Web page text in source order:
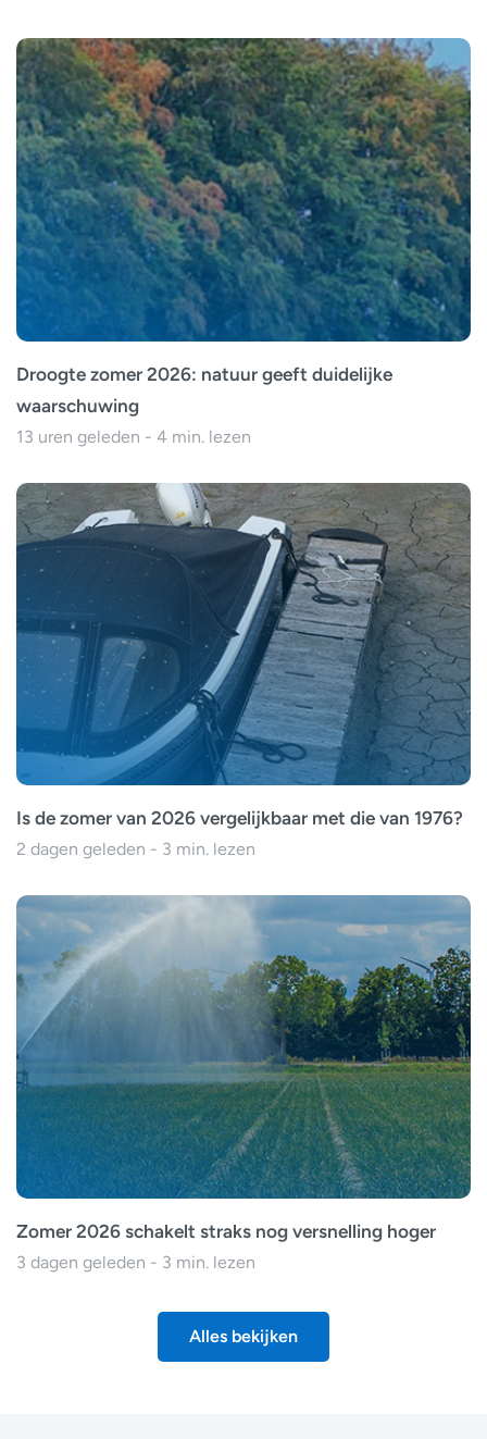
Droogte zomer 2026: natuur geeft duidelijke
waarschuwing
13 uren geleden - 4 min. lezen
Is de zomer van 2026 vergelijkbaar met die van 1976?
2 dagen geleden - 3 min. lezen
Zomer 2026 schakelt straks nog versnelling hoger
3 dagen geleden - 3 min. lezen
Alles bekijken